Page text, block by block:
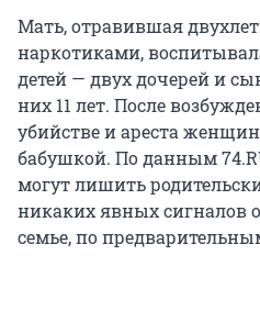
Мать, отравившая
наркотиками,
детей — двух дочерей и
них 11 лет. После
убийстве и ареста
бабушкой. По данным
могут лишить
никаких явных сигналов
семье, по